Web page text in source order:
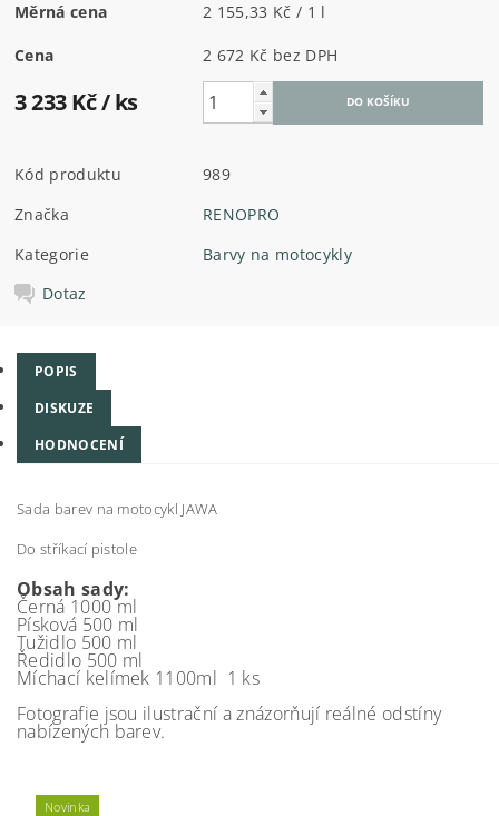
Měrná cena 2 155,33 Kč / 1 l
Cena 2 672 Kč bez DPH
3 233 Kč/ ks
Kód produktu
989
Značka
RENOPRO
Kategorie
Barvy na motocykly
Dotaz
POPIS
DISKUZE
HODNOCENÍ
Sada barev na motocykl JAWA
Do stříkací pistole
Obsah sady:
Černá 1000 ml
Písková 500 ml
Tužidlo 500 ml
Ředidlo 500 ml
Míchací kelímek 1100ml 1 ks
Fotografie jsou ilustrační a znázorňují reálné odstíny
nabízených barev.
Novinka